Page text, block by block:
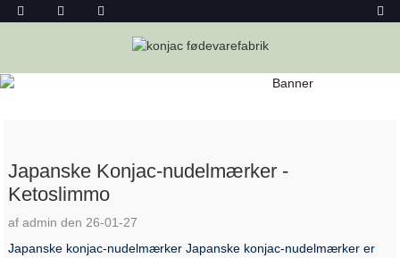
NYHEDER
Japanske Konjac-nudelmærker -
Ketoslimmo
af admin den 26-01-27
Japanske konjac-nudelmærker Japanske konjac-nudelmærker er